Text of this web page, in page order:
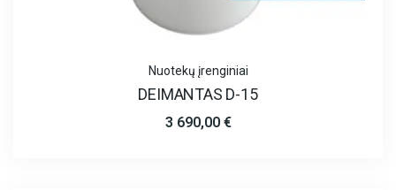
Nuotekų įrenginiai
DEIMANTAS D-15
3 690,00 €